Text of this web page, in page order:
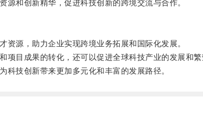
和创新精华，促进科技创新的跨境交流与合作。
源，助力企业实现跨境业务拓展和国际化发展。
目成果的转化，还可以促进全球科技产业的发展和繁
技创新带来更加多元化和丰富的发展路径。